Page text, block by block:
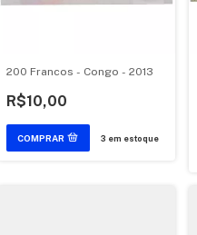
200 Francos - Congo - 2013
R$10,00
3 em estoque